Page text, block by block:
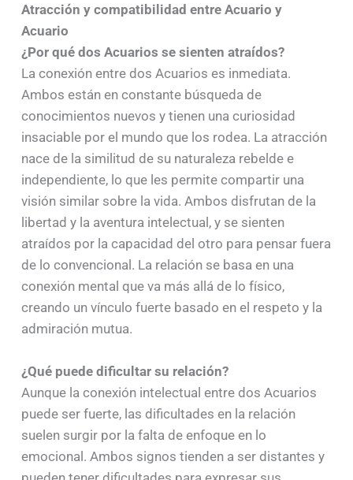
Atracción y compatibilidad entre Acuario y
Acuario
¿Por qué dos Acuarios se sienten atraídos?
La conexión entre dos Acuarios es inmediata.
Ambos están en constante búsqueda de
conocimientos nuevos y tienen una curiosidad
insaciable por el mundo que los rodea. La atracción
nace de la similitud de su naturaleza rebelde e
independiente, lo que les permite compartir una
visión similar sobre la vida. Ambos disfrutan de la
libertad y la aventura intelectual, y se sienten
atraídos por la capacidad del otro para pensar fuera
de lo convencional. La relación se basa en una
conexión mental que va más allá de lo físico,
creando un vínculo fuerte basado en el respeto y la
admiración mutua.
¿Qué puede dificultar su relación?
Aunque la conexión intelectual entre dos Acuarios
puede ser fuerte, las dificultades en la relación
suelen surgir por la falta de enfoque en lo
emocional. Ambos signos tienden a ser distantes y